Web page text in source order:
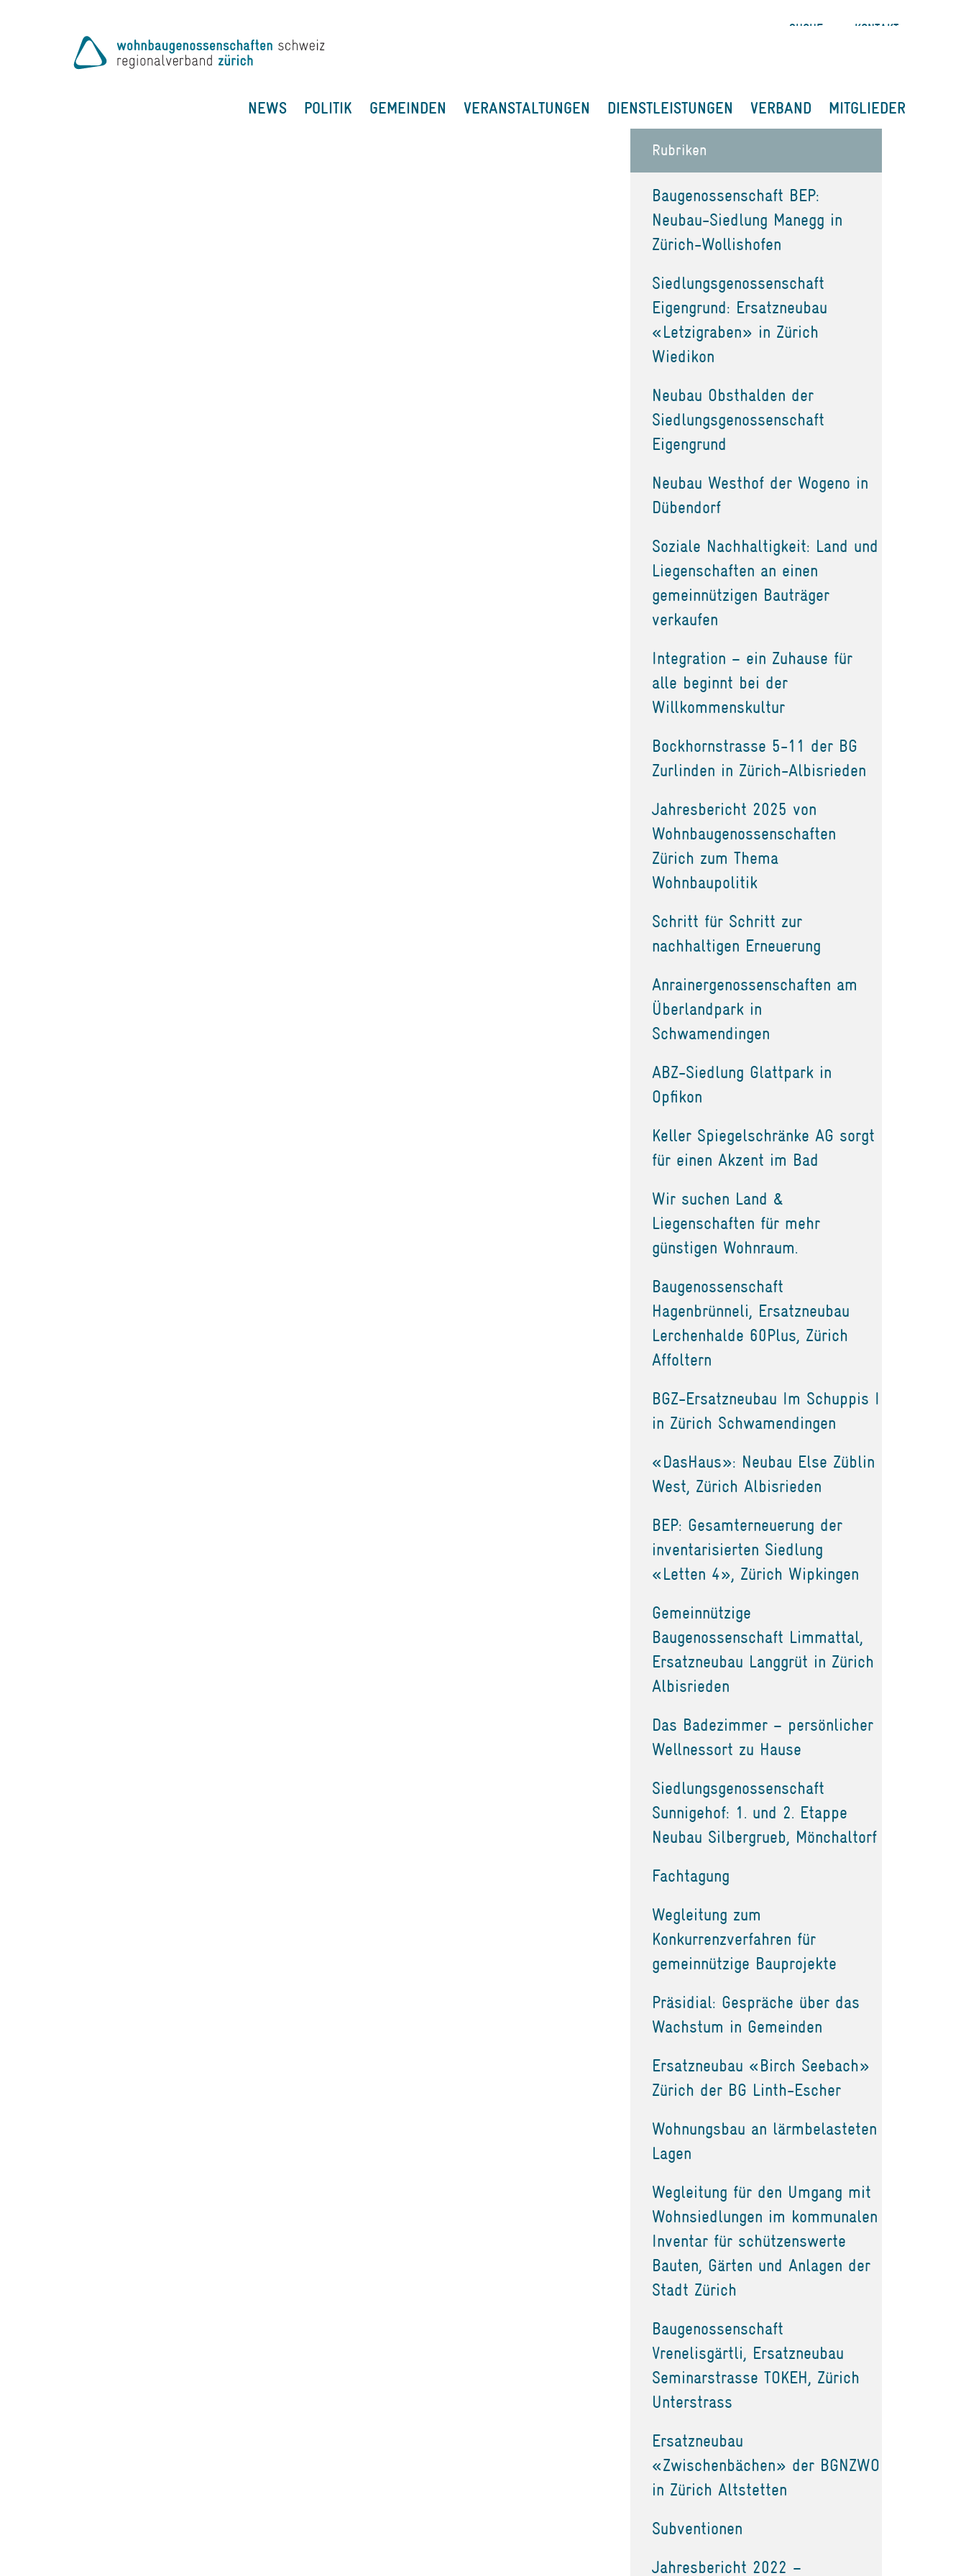
SUCHE KONTAKT
NEWS POLITIK GEMEINDEN VERANSTALTUNGEN DIENSTLEISTUNGEN VERBAND MITGLIEDER
Rubriken
Baugenossenschaft BEP:
Neubau-Siedlung Manegg in
Zürich-Wollishofen
Siedlungsgenossenschaft
Eigengrund: Ersatzneubau
«Letzigraben» in Zürich
Wiedikon
Neubau Obsthalden der
Siedlungsgenossenschaft
Eigengrund
Neubau Westhof der Wogeno in
Dübendorf
Soziale Nachhaltigkeit: Land und
Liegenschaften an einen
gemeinnützigen Bauträger
verkaufen
Integration – ein Zuhause für
alle beginnt bei der
Willkommenskultur
Bockhornstrasse 5-11 der BG
Zurlinden in Zürich-Albisrieden
Jahresbericht 2025 von
Wohnbaugenossenschaften
Zürich zum Thema
Wohnbaupolitik
Schritt für Schritt zur
nachhaltigen Erneuerung
Anrainergenossenschaften am
Überlandpark in
Schwamendingen
ABZ-Siedlung Glattpark in
Opfikon
Keller Spiegelschränke AG sorgt
für einen Akzent im Bad
Wir suchen Land &
Liegenschaften für mehr
günstigen Wohnraum.
Baugenossenschaft
Hagenbrünneli, Ersatzneubau
Lerchenhalde 60Plus, Zürich
Affoltern
BGZ-Ersatzneubau Im Schuppis I
in Zürich Schwamendingen
«DasHaus»: Neubau Else Züblin
West, Zürich Albisrieden
BEP: Gesamterneuerung der
inventarisierten Siedlung
«Letten 4», Zürich Wipkingen
Gemeinnützige
Baugenossenschaft Limmattal,
Ersatzneubau Langgrüt in Zürich
Albisrieden
Das Badezimmer – persönlicher
Wellnessort zu Hause
Siedlungsgenossenschaft
Sunnigehof: 1. und 2. Etappe
Neubau Silbergrueb, Mönchaltorf
Fachtagung
Wegleitung zum
Konkurrenzverfahren für
gemeinnützige Bauprojekte
Präsidial: Gespräche über das
Wachstum in Gemeinden
Ersatzneubau «Birch Seebach»
Zürich der BG Linth-Escher
Wohnungsbau an lärmbelasteten
Lagen
Wegleitung für den Umgang mit
Wohnsiedlungen im kommunalen
Inventar für schützenswerte
Bauten, Gärten und Anlagen der
Stadt Zürich
Baugenossenschaft
Vrenelisgärtli, Ersatzneubau
Seminarstrasse TOKEH, Zürich
Unterstrass
Ersatzneubau
«Zwischenbächen» der BGNZWO
in Zürich Altstetten
Subventionen
Jahresbericht 2022 –